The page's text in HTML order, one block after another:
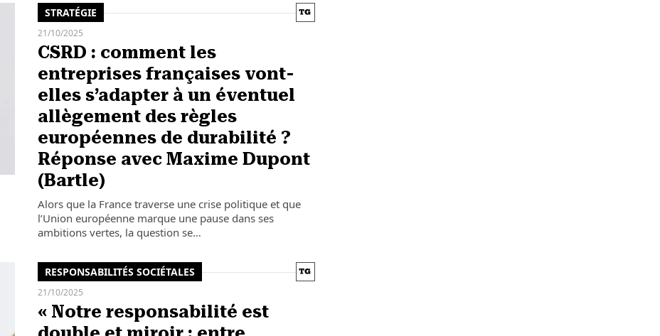
STRATÉGIE
21/10/2025
CSRD : comment les
entreprises françaises vont-
elles s’adapter à un éventuel
allègement des règles
européennes de durabilité ?
Réponse avec Maxime Dupont
(Bartle)
Alors que la France traverse une crise politique et que
l’Union européenne marque une pause dans ses
ambitions vertes, la question se…
RESPONSABILITÉS SOCIÉTALES
21/10/2025
« Notre responsabilité est